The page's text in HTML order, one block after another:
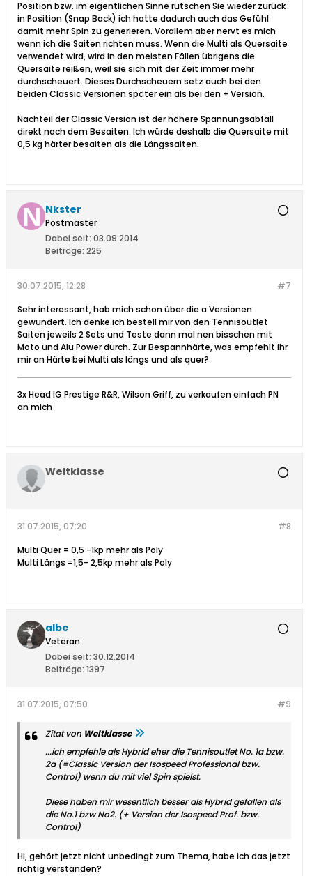
Position bzw. im eigentlichen Sinne rutschen Sie wieder zurück
in Position (Snap Back) ich hatte dadurch auch das Gefühl
damit mehr Spin zu generieren. Vorallem aber nervt es mich
wenn ich die Saiten richten muss. Wenn die Multi als Quersaite
verwendet wird, wird in den meisten Fällen übrigens die
Quersaite reißen, weil sie sich mit der Zeit immer mehr
durchscheuert. Dieses Durchscheuern setz auch bei den
beiden Classic Versionen später ein als bei den + Version.
Nachteil der Classic Version ist der höhere Spannungsabfall
direkt nach dem Besaiten. Ich würde deshalb die Quersaite mit
0,5 kg härter besaiten als die Längssaiten.
Nkster
Postmaster
Dabei seit: 03.09.2014
Beiträge: 225
#7
30.07.2015, 12:28
Sehr interessant, hab mich schon über die a Versionen
gewundert. Ich denke ich bestell mir von den Tennisoutlet
Saiten jeweils 2 Sets und Teste dann mal nen bisschen mit
Moto und Alu Power durch. Zur Bespannhärte, was empfehlt ihr
mir an Härte bei Multi als längs und als quer?
3x Head IG Prestige R&R, Wilson Griff, zu verkaufen einfach PN
an mich
Weltklasse
#8
31.07.2015, 07:20
Multi Quer = 0,5 -1kp mehr als Poly
Multi Längs =1,5- 2,5kp mehr als Poly
albe
Veteran
Dabei seit: 30.12.2014
Beiträge: 1397
#9
31.07.2015, 07:50
Zitat von Weltklasse
...ich empfehle als Hybrid eher die Tennisoutlet No. 1a bzw.
2a (=Classic Version der Isospeed Professional bzw.
Control) wenn du mit viel Spin spielst.
Diese haben mir wesentlich besser als Hybrid gefallen als
die No.1 bzw No2. (+ Version der Isospeed Prof. bzw.
Control)
Hi, gehört jetzt nicht unbedingt zum Thema, habe ich das jetzt
richtig verstanden?